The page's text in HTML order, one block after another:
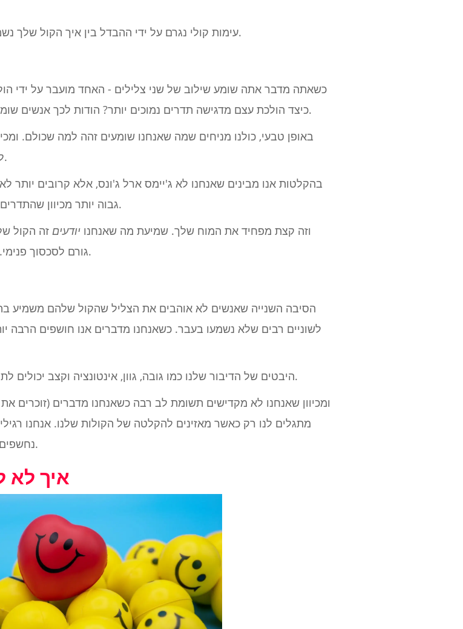
עימות קולי נגרם על ידי ההבדל בין איך הקול שלךלאחרים.
כשאתה מדבר אתה שומע שילוב של שני צלילים - האחד מועבר על ידי
כיצד הולכת עצם מדגישה תדרים נמוכים יותר? הודות לכך אנשים שומעים את הקול שלהם עמוק יותר ממה שהוא באמת.
באופן טבעי, כולנו מניחים שמה שאנחנו שומעים זהה למה שכולם.
להיות מרגש במיוחד כששומעים הקלטה של עצמנו.
בהקלטות אנו מבינים שאנחנו לא ג'יימס ארל ג'ונס, אלא קרובים יותר
גבוה יותר מכיוון שהתדרים הנמוכים יותר אינם מוגברים על ידי העצמות שלך.
וזה קצת מפחיד את המוח שלך. שמיעת מה שאנחנו יודעיםזה הקול
גורם לסכסוך פנימי. וזה יכול לגרום לך לא לאהוב את צליל הקול שלך.
הסיבה השנייה שאנשים לא אוהבים את הצליל שהקול שלהם משמיע
לשוניים רבים שלא נשמעו בעבר. כשאנחנו מדברים אנו חושפים הרבה
היבטים של הדיבור שלנו כמו גובה, גוון, אינטונציה וקצב יכולים לתרום רבות לאופן שבו אנשים אחרים תופסים אותנו.
ומכיוון שאנחנו לא מקדישים תשומת לב רבה כשאנחנו מדברים (זוכרים
מתגלים לנו רק כאשר מאזינים להקלטה של הקולות שלנו. אנחנו
נחשפים למציאות של איך העולם רואה אותנו. יבלות והכל.
איך לא